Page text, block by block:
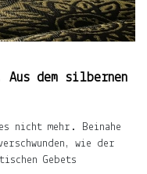
dem silbernen
nicht mehr. Beinahe
wie der
Gebets